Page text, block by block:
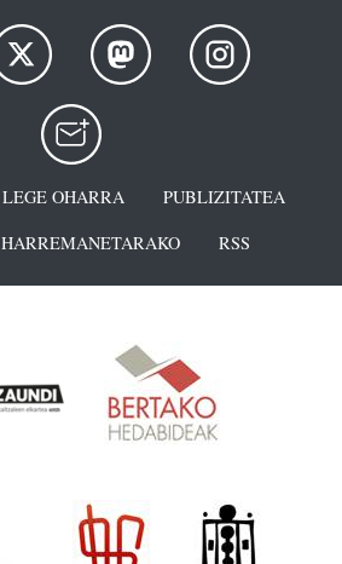
LEGE OHARRA
PUBLIZITATEA
HARREMANETARAKO RSS